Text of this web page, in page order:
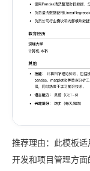
推荐理由：此模板
开发和项目管理方面